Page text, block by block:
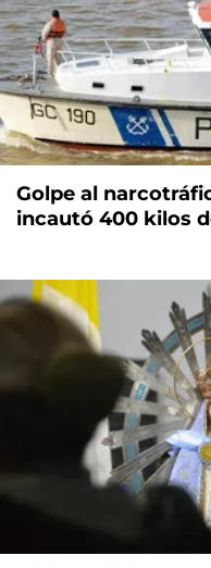
Golpe al
incautó 400 kilos